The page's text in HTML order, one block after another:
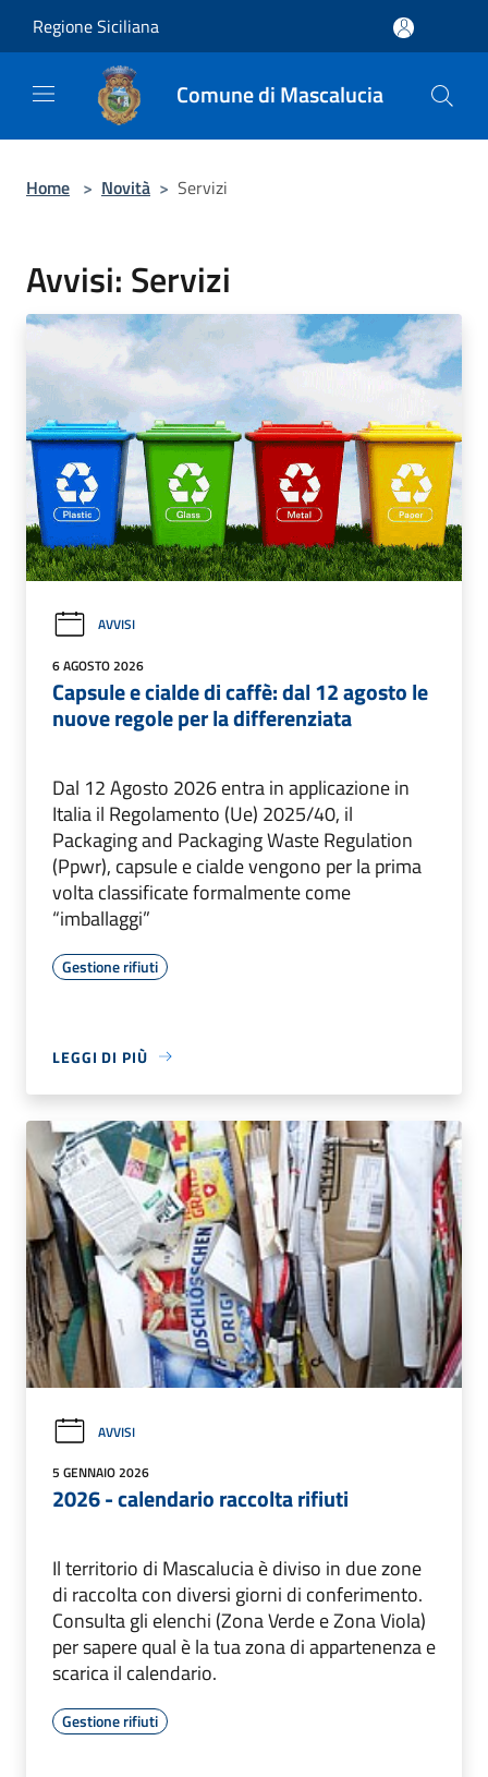
Regione Siciliana
Comune di Mascalucia
Home > Novità > Servizi
Avvisi: Servizi
AVVISI
6 AGOSTO 2026
Capsule e cialde di caffè: dal 12 agosto le
nuove regole per la differenziata
Dal 12 Agosto 2026 entra in applicazione in
Italia il Regolamento (Ue) 2025/40, il
Packaging and Packaging Waste Regulation
(Ppwr), capsule e cialde vengono per la prima
volta classificate formalmente come
“imballaggi”
Gestione rifiuti
LEGGI DI PIÙ
AVVISI
5 GENNAIO 2026
2026 - calendario raccolta rifiuti
Il territorio di Mascalucia è diviso in due zone
di raccolta con diversi giorni di conferimento.
Consulta gli elenchi (Zona Verde e Zona Viola)
per sapere qual è la tua zona di appartenenza e
scarica il calendario.
Gestione rifiuti